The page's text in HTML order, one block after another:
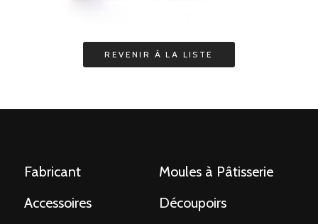
Fabricant
Moules à Pâtisserie
Accessoires
Découpoirs